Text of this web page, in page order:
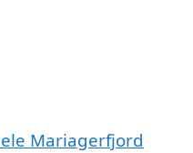
Mariagerfjord